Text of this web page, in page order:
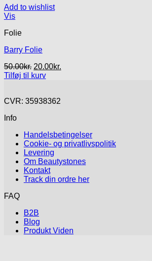
Add to wishlist
Vis
Folie
Barry Folie
50.00kr. Den
oprindelige
50.00kr..
20.00kr.
Tilføj til kurv
CVR: 35938362
Info
Handelsbetingelser
Cookie- og privatlivspolitik
Levering
Om Beautystones
Kontakt
Track din ordre her
FAQ
B2B
Blog
Produkt Viden